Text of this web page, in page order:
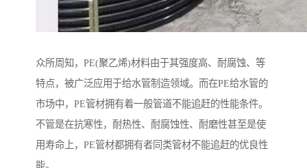
众所周知，PE(聚乙烯)材料由于其强度高、耐腐蚀、等
特点，被广泛应用于给水管制造领域。而在PE给水管的
市场中，PE管材拥有着一般管道不能追赶的性能条件。
不管是在抗寒性，耐热性、耐腐蚀性、耐磨性甚至是使
用寿命上，PE管材都拥有者同类管材不能追赶的优良性
能。